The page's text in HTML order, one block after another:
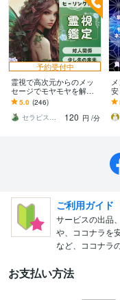
予約受付中
霊視で高次元からのメッ
セージでモヤモヤを解消
します 生年月日不要。相
手の気持ち・仕事・対人
関係など
5.0 (246)
セラピスト はる
120 円 /分
す
ご利用ガイド
サービスの出品
や、ココナラを
など、ココナラ
お支払い方法